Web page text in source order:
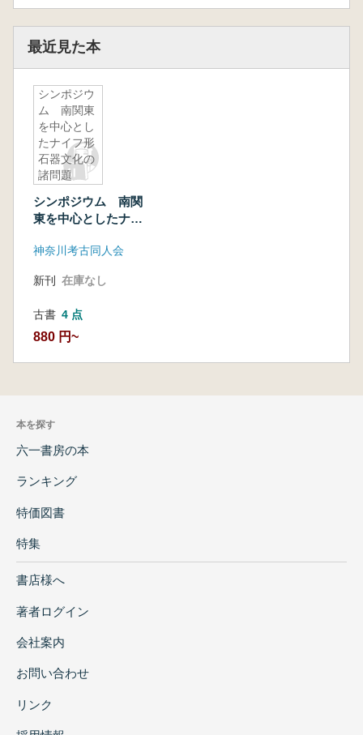
最近見た本
シンポジウ
ム 南関東
を中心とし
たナイフ形
石器文化の
諸問題
シンポジウム 南関
東を中心としたナイ
題
神奈川考古同人会
新刊 在庫なし
古書 4 点
880 円~
本を探す
六一書房の本
ランキング
特価図書
特集
書店様へ
著者ログイン
会社案内
お問い合わせ
リンク